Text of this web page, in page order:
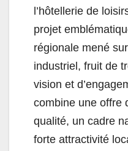
l’hôtellerie de
projet
régionale mené
industriel, fruit de
vision et
combine une offre
qualité, un cadre
forte attractivité